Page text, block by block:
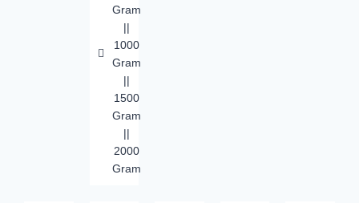
Gram
||
1000
Gram
||
1500
Gram
||
2000
Gram